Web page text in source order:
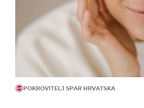
POKROVITELJ SPAR HRVATSKA